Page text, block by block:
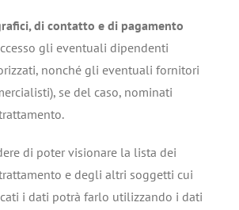
di contatto e di pagamento
gli eventuali dipendenti
nonché gli eventuali fornitori
se del caso, nominati
di poter visionare la lista dei
e degli altri soggetti cui
i dati potrà farlo utilizzando i dati